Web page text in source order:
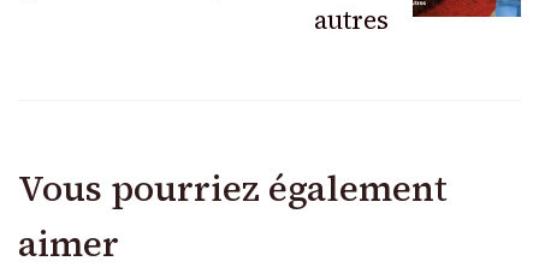
autres
Vous pourriez également
aimer